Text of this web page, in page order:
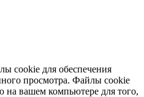
cookie для обеспечения
просмотра. Файлы cookie
вашем компьютере для того,